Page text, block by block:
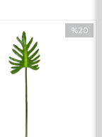
%20